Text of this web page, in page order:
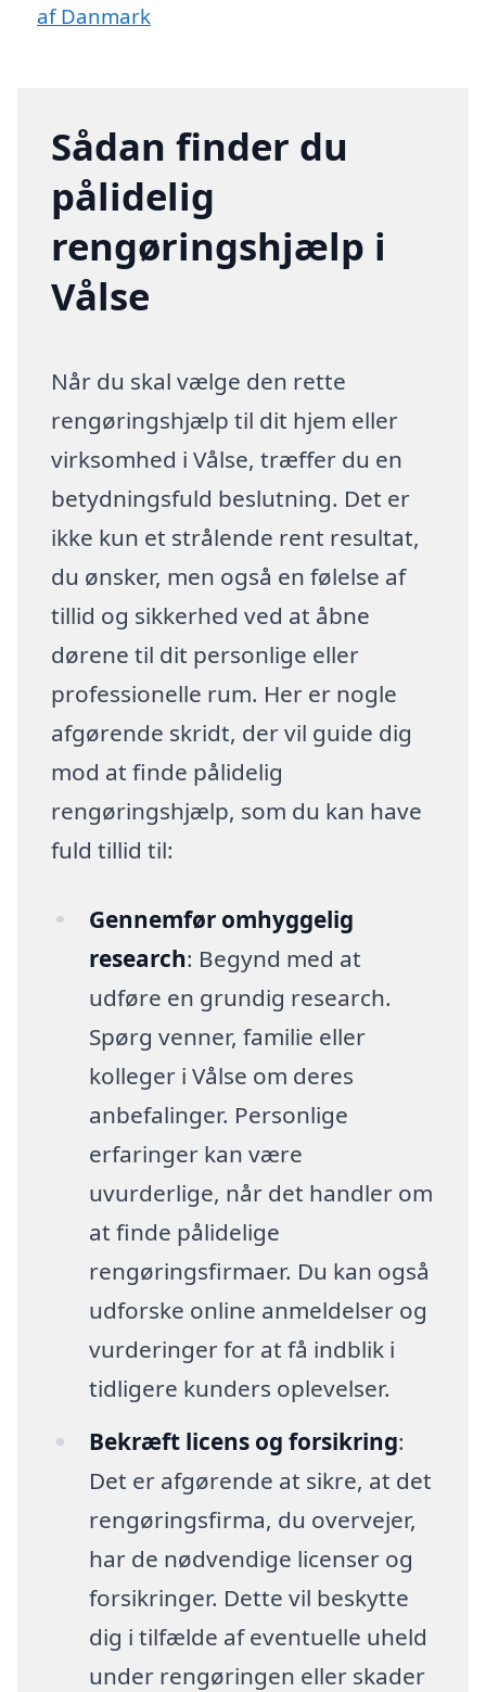
af Danmark
Sådan finder du
pålidelig
rengøringshjælp i
Vålse
Når du skal vælge den rette
rengøringshjælp til dit hjem eller
virksomhed i Vålse, træffer du en
betydningsfuld beslutning. Det er
ikke kun et strålende rent resultat,
du ønsker, men også en følelse af
tillid og sikkerhed ved at åbne
dørene til dit personlige eller
professionelle rum. Her er nogle
afgørende skridt, der vil guide dig
mod at finde pålidelig
rengøringshjælp, som du kan have
fuld tillid til:
Gennemfør omhyggelig
research: Begynd med at
udføre en grundig research.
Spørg venner, familie eller
kolleger i Vålse om deres
anbefalinger. Personlige
erfaringer kan være
uvurderlige, når det handler om
at finde pålidelige
rengøringsfirmaer. Du kan også
udforske online anmeldelser og
vurderinger for at få indblik i
tidligere kunders oplevelser.
Bekræft licens og forsikring:
Det er afgørende at sikre, at det
rengøringsfirma, du overvejer,
har de nødvendige licenser og
forsikringer. Dette vil beskytte
dig i tilfælde af eventuelle uheld
under rengøringen eller skader